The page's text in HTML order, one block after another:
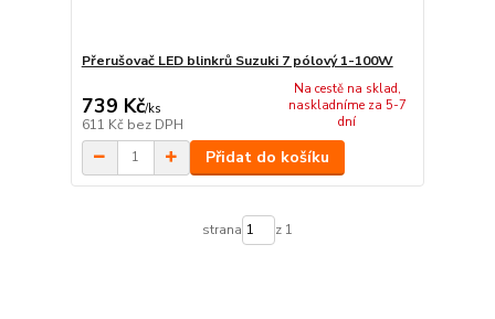
Přerušovač LED blinkrů Suzuki 7 pólový 1-100W
739 Kč/ks
611 Kč bez DPH
Na cestě na sklad,
naskladníme za 5-7
dní
Přidat do košíku
strana z 1